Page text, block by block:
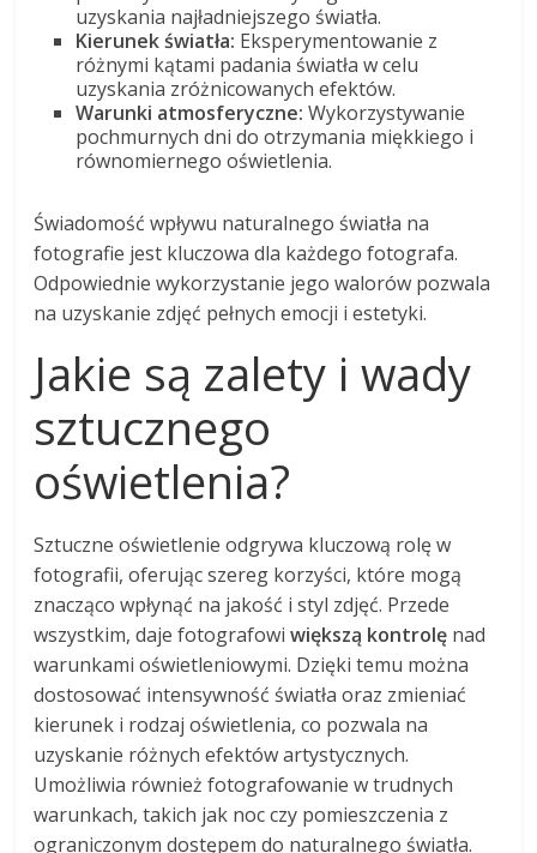
uzyskania najładniejszego światła.
Kierunek światła: Eksperymentowanie z
różnymi kątami padania światła w celu
uzyskania zróżnicowanych efektów.
Warunki atmosferyczne: Wykorzystywanie
pochmurnych dni do otrzymania miękkiego i
równomiernego oświetlenia.
Świadomość wpływu naturalnego światła na
fotografie jest kluczowa dla każdego fotografa.
Odpowiednie wykorzystanie jego walorów pozwala
na uzyskanie zdjęć pełnych emocji i estetyki.
Jakie są zalety i wady
sztucznego
oświetlenia?
Sztuczne oświetlenie odgrywa kluczową rolę w
fotografii, oferując szereg korzyści, które mogą
znacząco wpłynąć na jakość i styl zdjęć. Przede
wszystkim, daje fotografowiwiększą kontrolę nad
warunkami oświetleniowymi. Dzięki temu można
dostosować intensywność światła oraz zmieniać
kierunek i rodzaj oświetlenia, co pozwala na
uzyskanie różnych efektów artystycznych.
Umożliwia również fotografowanie w trudnych
warunkach, takich jak noc czy pomieszczenia z
ograniczonym dostępem do naturalnego światła.